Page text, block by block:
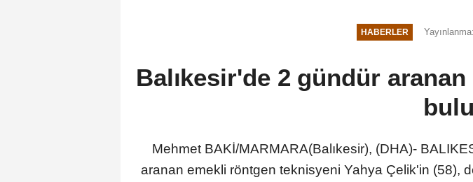
HABERLER
Balıkesir'de 2 gündür
Mehmet BAKİ/MARMARA(Balıkesir), (DHA)-
aranan emekli röntgen teknisyeni Yahya Çelik'in (58),